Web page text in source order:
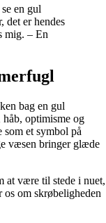
en gul
det er hendes
mig. – En
bag en gul
håb, optimisme og
et symbol på
væsen bringer glæde
at være til stede i nuet,
os om skrøbeligheden